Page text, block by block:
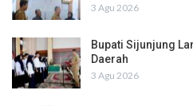
3 Agu 2026
Bupati Sijunjung
Daerah
3 Agu 2026